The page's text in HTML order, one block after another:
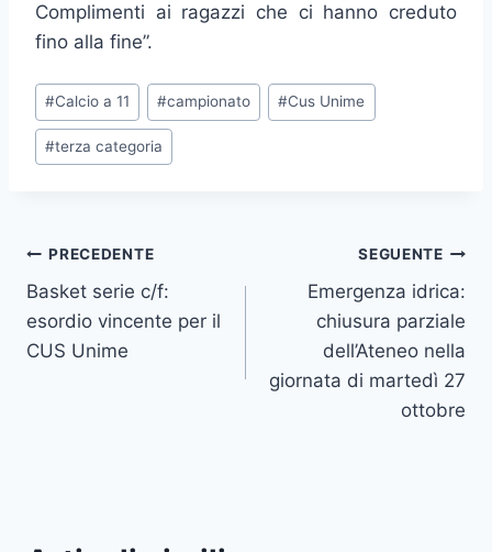
Complimenti ai ragazzi che ci hanno creduto
fino alla fine”.
Tag
articolo:
#Calcio a 11 #campionato #Cus Unime
#terza categoria
Navigazione
articoli
PRECEDENTE
Basket serie c/f:
esordio vincente per il
CUS Unime
SEGUENTE
Emergenza idrica:
chiusura parziale
dell’Ateneo nella
giornata di martedì 27
ottobre